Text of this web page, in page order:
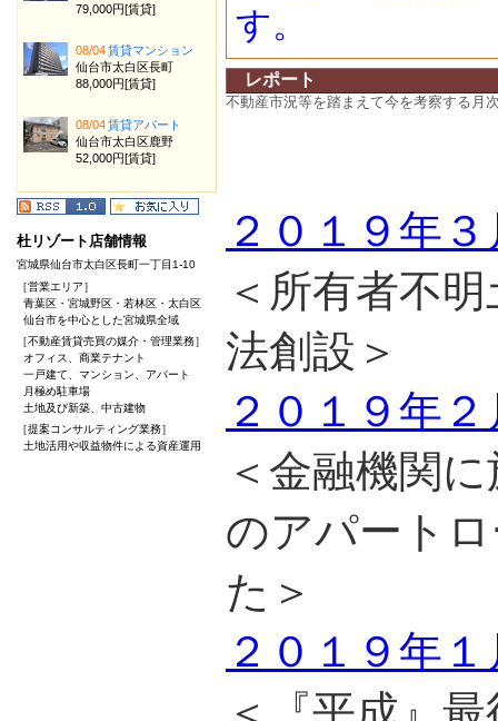
す。
レポート
不動産市況等を踏まえて今を考察する月
２０１９年
＜所有者不
法創設＞
２０１９年
＜金融機関
のアパート
た＞
２０１９年
79,000円[賃貸]
08/04賃貸マンション
仙台市太白区長町
88,000円[賃貸]
08/04賃貸アパート
仙台市太白区鹿野
52,000円[賃貸]
杜リゾート店舗情報
宮城県仙台市太白区長町一丁目1-10
［営業エリア］
青葉区・宮城野区・若林区・太白区
仙台市を中心とした宮城県全域
［不動産賃貸売買の媒介・管理業務］
オフィス、商業テナント
一戸建て、マンション、アパート
月極め駐車場
土地及び新築、中古建物
［提案コンサルティング業務］
土地活用や収益物件による資産運用